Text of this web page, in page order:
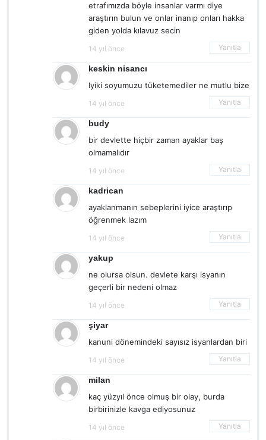
etrafımızda böyle insanlar varmı diye
araştırın bulun ve onlar inanıp onları hakka
giden yolda kılavuz secin
14 yıl önce Yanıtla
keskin nisancı
Iyiki soyumuzu tüketemediler ne mutlu bize
14 yıl önce Yanıtla
budy
bir devlette hiçbir zaman ayaklar baş
olmamalıdır
14 yıl önce Yanıtla
kadrican
ayaklanmanın sebeplerini iyice araştırıp
öğrenmek lazım
14 yıl önce Yanıtla
yakup
ne olursa olsun. devlete karşı isyanın
geçerli bir nedeni olmaz
14 yıl önce Yanıtla
şiyar
kanuni dönemindeki sayısız isyanlardan biri
14 yıl önce Yanıtla
milan
kaç yüzyıl önce olmuş bir olay, burda
birbirinizle kavga ediyosunuz
14 yıl önce Yanıtla